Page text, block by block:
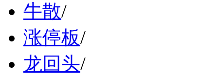
牛散/
涨停板/
龙回头/